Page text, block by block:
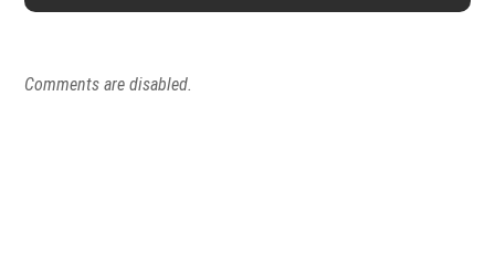
Comments are disabled.